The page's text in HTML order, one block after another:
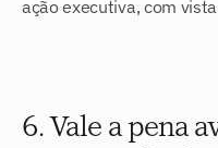
ação executiva, com
6. Vale a pena